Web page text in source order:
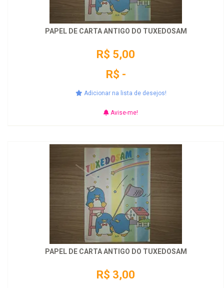
PAPEL DE CARTA ANTIGO DO TUXEDOSAM
R$ 5,00
R$ -
Adicionar na lista de desejos!
Avise-me!
PAPEL DE CARTA ANTIGO DO TUXEDOSAM
R$ 3,00